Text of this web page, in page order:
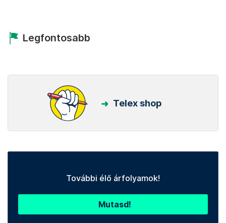
Legfontosabb
Telex shop
További élő árfolyamok!
Mutasd!